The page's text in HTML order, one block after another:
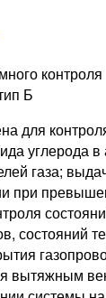
контроля
Б
для
углерода
газа;
при
состояний
вытяжным